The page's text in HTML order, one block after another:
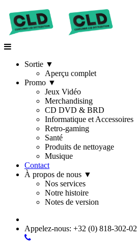
Sortie ▼
Aperçu complet
Promo ▼
Jeux Vidéo
Merchandising
CD DVD & BRD
Informatique et Accessoires
Retro-gaming
Santé
Produits de nettoyage
Musique
Contact
À propos de nous ▼
Nos services
Notre histoire
Notes de version
Appelez-nous: +32 (0) 818-302-02